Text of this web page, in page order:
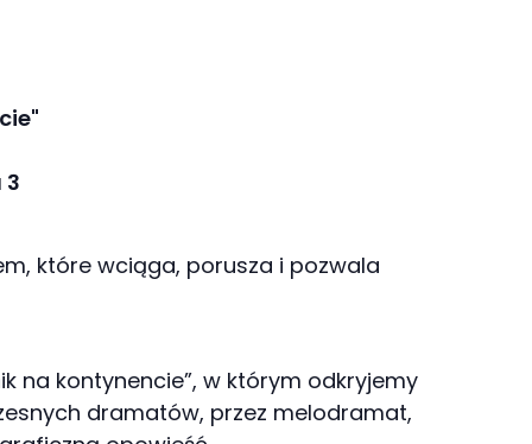
3
które wciąga, porusza i pozwala
na kontynencie”, w którym odkryjemy
dramatów, przez melodramat,